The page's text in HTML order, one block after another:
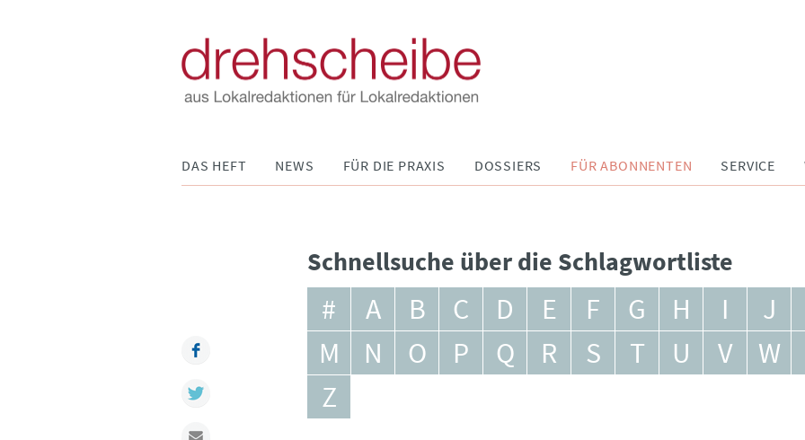
DAS HEFT NEWS FÜR DIE PRAXIS DOSSIERS FÜR ABONNENTEN SERVICE
Schnellsuche über die Schlagwortliste
# A B C D E F G H I J
M
N O P Q R S T U V W
Z